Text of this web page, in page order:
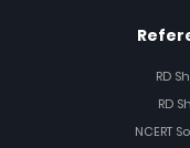
RD
RD
NCERT